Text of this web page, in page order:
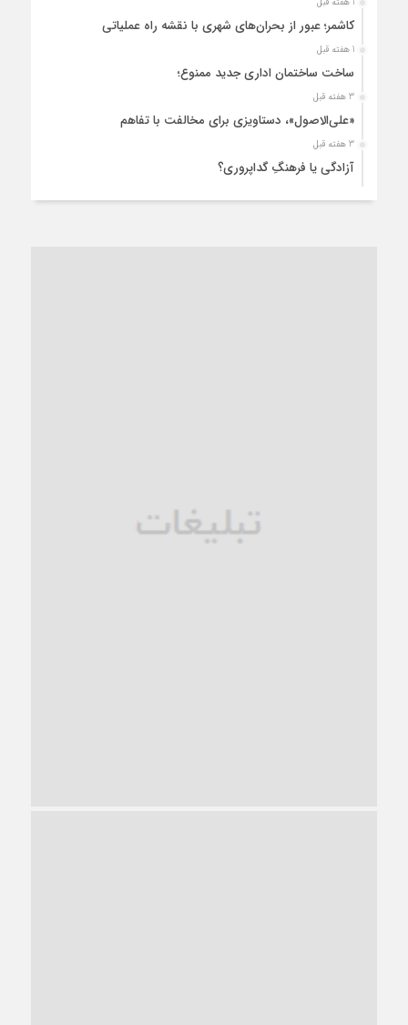
کاشمر؛ عبور از بحران‌های شهری با نقشه راه عملیاتی
1 هفته قبل
ساخت ساختمان اداری جدید ممنوع؛
3 هفته قبل
«علی‌الاصول»، دستاویزی برای مخالفت با تفاهم
3 هفته قبل
آزادگی یا فرهنگِ گداپروری؟
ترجیح عقلانیت ایرانی بر دیدگاه‌های آخرالزمانی